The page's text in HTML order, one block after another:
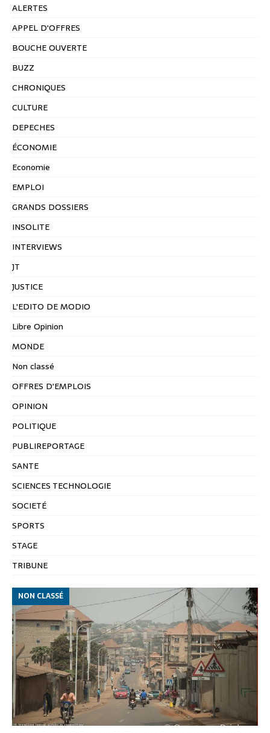
ALERTES
APPEL D'OFFRES
BOUCHE OUVERTE
BUZZ
CHRONIQUES
CULTURE
DEPECHES
ÉCONOMIE
Economie
EMPLOI
GRANDS DOSSIERS
INSOLITE
INTERVIEWS
JT
JUSTICE
L'EDITO DE MODIO
Libre Opinion
MONDE
Non classé
OFFRES D'EMPLOIS
OPINION
POLITIQUE
PUBLIREPORTAGE
SANTE
SCIENCES TECHNOLOGIE
SOCIETÉ
SPORTS
STAGE
TRIBUNE
NON CLASSÉ